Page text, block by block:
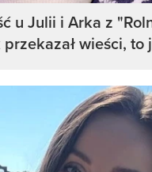
u Julii i Arka z
wieści, to